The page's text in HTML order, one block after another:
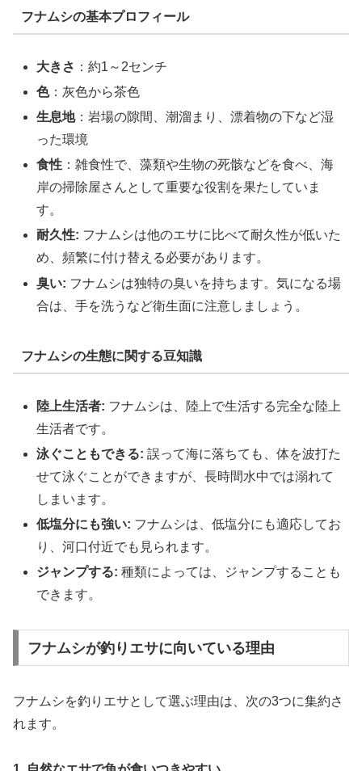
フナムシの基本プロフィール
大きさ ：約1～2センチ
色：灰色から茶色
生息地：岩場の隙間、潮溜まり、漂着物の下など湿
った環境
食性 ：雑食性で、藻類や生物の死骸などを食べ、海
岸の掃除屋さんとして重要な役割を果たしていま
す。
耐久性: フナムシは他のエサに比べて耐久性が低いた
め、頻繁に付け替える必要があります。
臭い: フナムシは独特の臭いを持ちます。気になる場
合は、手を洗うなど衛生面に注意しましょう。
フナムシの生態に関する豆知識
陸上生活者: フナムシは、陸上で生活する完全な陸上
生活者です。
泳ぐこともできる: 誤って海に落ちても、体を波打た
せて泳ぐことができますが、長時間水中では溺れて
しまいます。
低塩分にも強い: フナムシは、低塩分にも適応してお
り、河口付近でも見られます。
ジャンプする: 種類によっては、ジャンプすることも
できます。
フナムシが釣りエサに向いている理由
フナムシを釣りエサとして選ぶ理由は、次の3つに集約さ
れます。